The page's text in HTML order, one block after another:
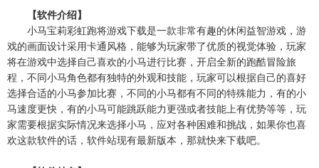
【软件介绍】
小马宝莉彩虹跑将游戏下载是一款非常有趣的休闲益智游戏，游
戏的画面设计采用卡通风格，能够为玩家带了优质的视觉体验，玩家
将在游戏中选择自己喜欢的小马进行比赛，开启全新的跑酷冒险旅
程，不同小马角色都有独特的外观和技能，玩家可以根据自己的喜好
选择合适的小马参加比赛，不同的小马都有不同的特殊能力，有的小
马速度更快，有的小马可能跳跃能力更强或者技能上有优势等等，玩
家需要根据实际情况来选择小马，应对各种困难和挑战，如果你也喜
欢这款软件的话，软件站现有最新版本，那就快来下载吧。